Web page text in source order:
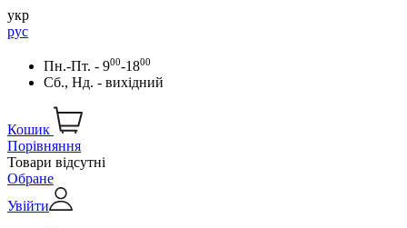
укр
рус
Пн.-Пт. - 900-1800
Сб., Нд. - вихідний
Кошик
Порівняння
Товари відсутні
Обране
Увійти